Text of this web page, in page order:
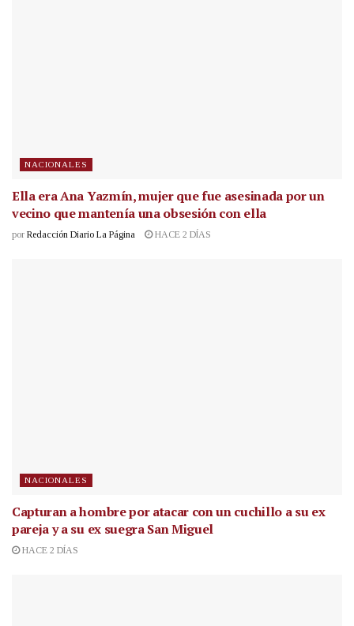
NACIONALES
Ella era Ana Yazmín, mujer que fue asesinada por un
vecino que mantenía una obsesión con ella
por Redacción Diario La Página HACE 2 DÍAS
NACIONALES
Capturan a hombre por atacar con un cuchillo a su ex
pareja y a su ex suegra San Miguel
HACE 2 DÍAS